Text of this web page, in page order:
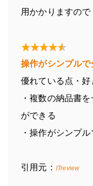
用かかりますので
操作がシンプル
優れている点・好
・複数の納品書
ができる
・操作がシンプ
引用元： ITreview